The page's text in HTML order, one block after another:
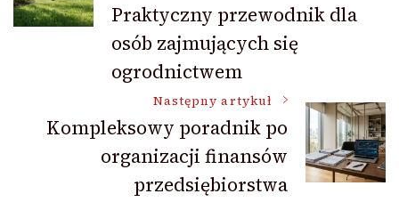
Praktyczny przewodnik dla
osób zajmujących się
ogrodnictwem
Następny artykuł
Kompleksowy poradnik po
organizacji finansów
przedsiębiorstwa